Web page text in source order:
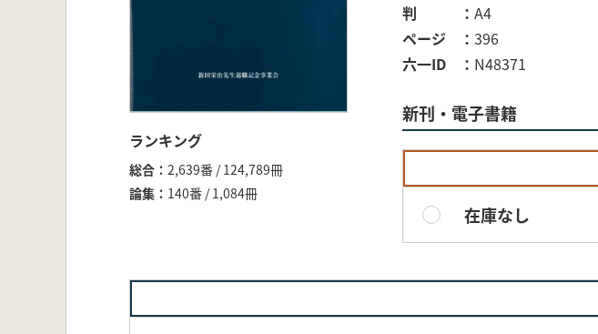
ランキング
総合
2,639番 / 124,789冊
論集
140番 / 1,084冊
判
A4
ページ
396
六一ID
N48371
新刊・電子書籍
在庫なし